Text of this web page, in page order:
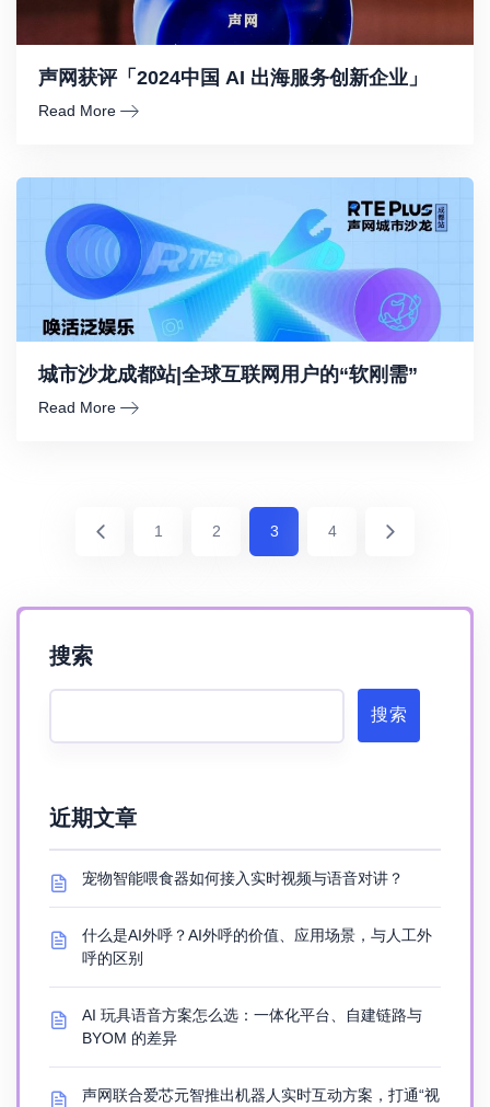
声网获评「2024中国 AI 出海服务创新企业」
Read More
城市沙龙成都站|全球互联网用户的“软刚需”
Read More
1 2 3 4
搜索
搜索
近期文章
宠物智能喂食器如何接入实时视频与语音对讲？
什么是AI外呼？AI外呼的价值、应用场景，与人工外
呼的区别
AI 玩具语音方案怎么选：一体化平台、自建链路与
BYOM 的差异
声网联合爱芯元智推出机器人实时互动方案，打通“视